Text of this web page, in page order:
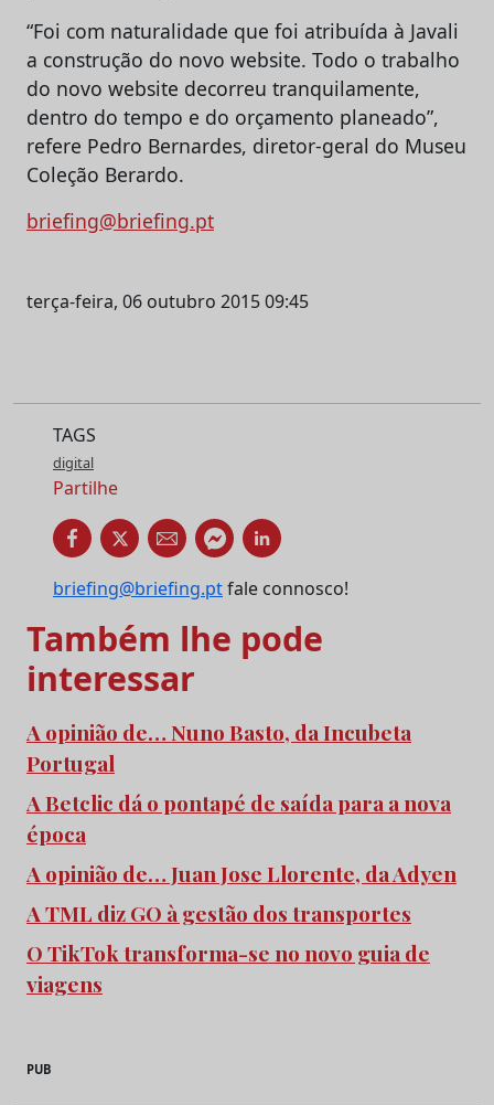
“Foi com naturalidade que foi atribuída à Javali
a construção do novo website. Todo o trabalho
do novo website decorreu tranquilamente,
dentro do tempo e do orçamento planeado”,
refere Pedro Bernardes, diretor-geral do Museu
Coleção Berardo.
briefing@briefing.pt
terça-feira, 06 outubro 2015 09:45
TAGS
digital
Partilhe
briefing@briefing.ptfale connosco!
Também lhe pode
interessar
A opinião de… Nuno Basto, da Incubeta
Portugal
A Betclic dá o pontapé de saída para a nova
época
A opinião de… Juan Jose Llorente, da Adyen
A TML diz GO à gestão dos transportes
O TikTok transforma-se no novo guia de
viagens
PUB